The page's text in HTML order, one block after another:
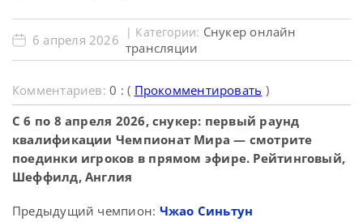
6 апреля 2026 | Категории: Снукер онлайн
трансляции
Комментариев:0 : ( Прокомментировать )
С 6 по 8 апреля 2026, снукер: первый раунд
квалификации Чемпионат Мира — смотрите
поединки игроков в прямом эфире. Рейтинговый,
Шеффилд, Англия
Предыдущий чемпион: Чжао Синьтун